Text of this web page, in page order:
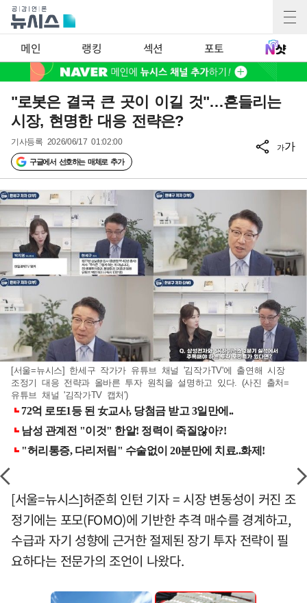
메인 랭킹 섹션 포토
"로봇은 결국 큰 곳이 이길 것"…흔들리는
시장, 현명한 대응 전략은?
기사등록 2026/06/17 01:02:00
구글에서 선호하는 매체로 추가
가가
[서울=뉴시스] 한세구 작가가 유튜브 채널 '김작가TV'에 출연해 시장
조정기 대응 전략과 올바른 투자 원칙을 설명하고 있다. (사진 출처=
유튜브 채널 '김작가TV 캡처')
[서울=뉴시스]허준희 인턴 기자 = 시장 변동성이 커진 조
정기에는 포모(FOMO)에 기반한 추격 매수를 경계하고,
수급과 자기 성향에 근거한 절제된 장기 투자 전략이 필
요하다는 전문가의 조언이 나왔다.